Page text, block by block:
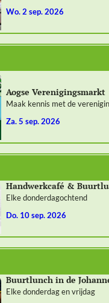
wo. 2 sep. 2026
Aogse Verenigingsmarkt
Maak kennis met de
za. 5 sep. 2026
Handwerkcafé &
Elke donderdagochtend
do. 10 sep. 2026
Buurtlunch in de
Elke donderdag en vrijdag